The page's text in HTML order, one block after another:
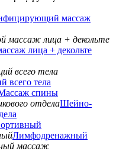
массаж
лица + декольте
всего тела
спины
Шейно-
Лимфодренажный